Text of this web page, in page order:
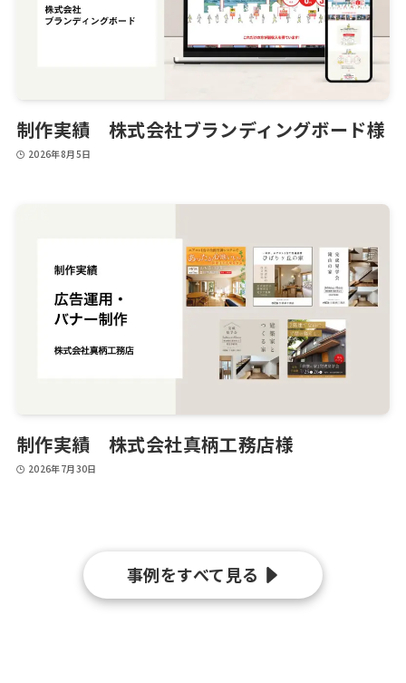
制作実績 株式会社ブランディングボード様
2026年8月5日
制作実績 株式会社真柄工務店様
2026年7月30日
事例をすべて見る